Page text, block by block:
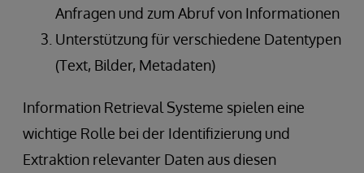
Anfragen und zum Abruf von Informationen
Unterstützung für verschiedene Datentypen
(Text, Bilder, Metadaten)
Information Retrieval Systeme spielen eine
wichtige Rolle bei der Identifizierung und
Extraktion relevanter Daten aus diesen